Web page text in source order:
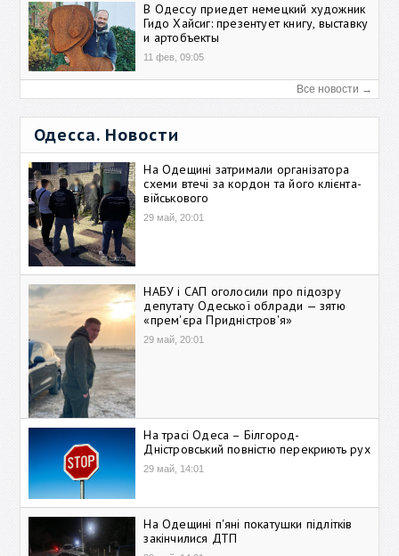
В Одессу приедет немецкий художник
Гидо Хайсиг: презентует книгу, выставку
и артобъекты
11 фев, 09:05
Все новости →
Одесса. Новости
На Одещині затримали організатора
схеми втечі за кордон та його клієнта-
військового
29 май, 20:01
НАБУ і САП оголосили про підозру
депутату Одеської облради — зятю
«прем'єра Придністров'я»
29 май, 20:01
На трасі Одеса – Білгород-
Дністровський повністю перекриють рух
29 май, 14:01
На Одещині п'яні покатушки підлітків
закінчилися ДТП